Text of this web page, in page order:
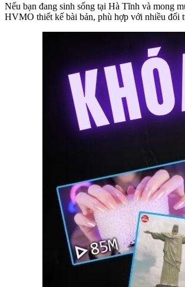
Nếu bạn đang sinh sống tại Hà Tĩnh và mong
HVMO thiết kế bài bản, phù hợp với nhiều đối